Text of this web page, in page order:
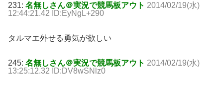
231: 名無しさん＠実況で競馬板アウト 2014/02/19(水)
12:44:21.42 ID:EyNgL+290
タルマエ外せる勇気が欲しい
245: 名無しさん＠実況で競馬板アウト 2014/02/19(水)
13:25:12.32 ID:DV8wSNlz0